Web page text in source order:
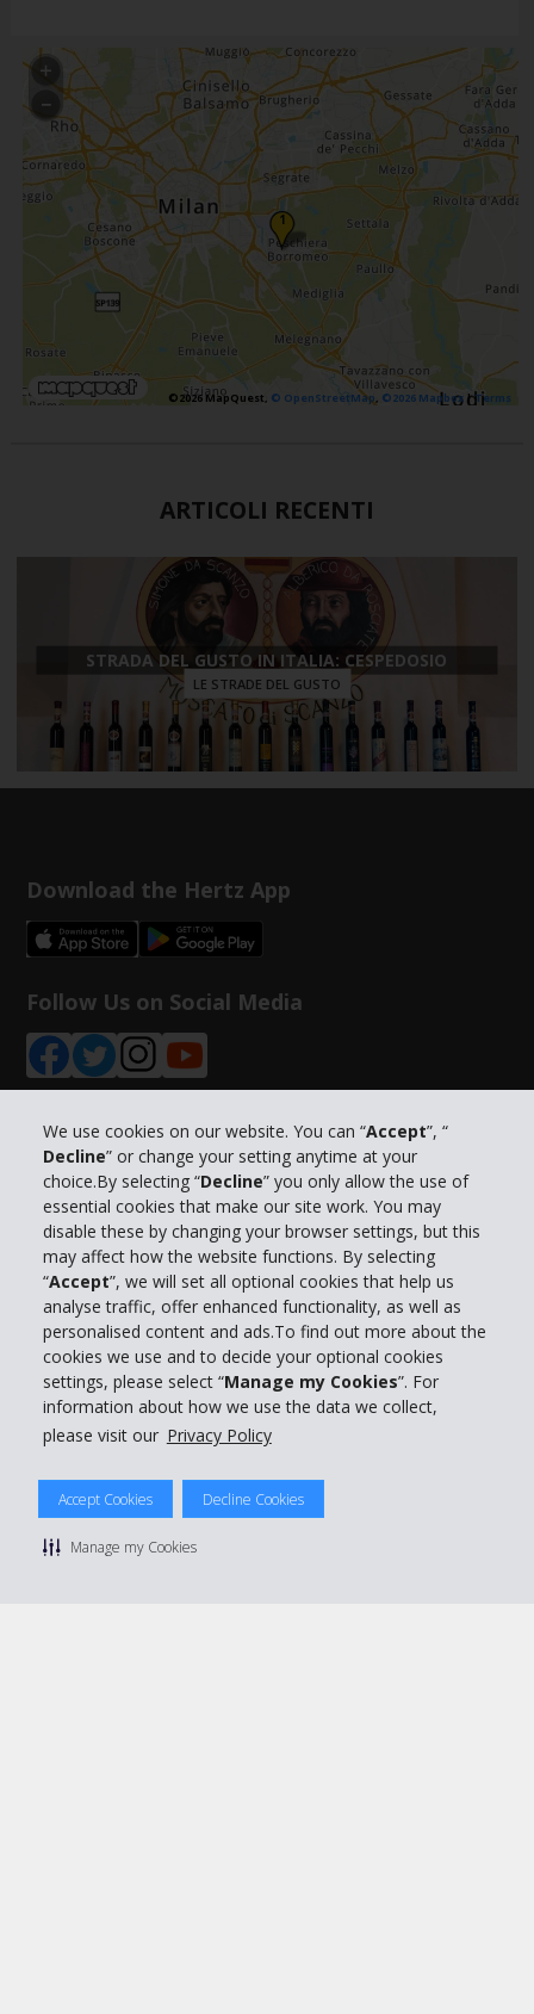
We use cookies on our website. You can “Accept”, “
Decline” or change your setting anytime at your
choice.By selecting “Decline” you only allow the use of
essential cookies that make our site work. You may
disable these by changing your browser settings, but this
may affect how the website functions. By selecting
“Accept”, we will set all optional cookies that help us
analyse traffic, offer enhanced functionality, as well as
personalised content and ads.To find out more about the
cookies we use and to decide your optional cookies
settings, please select “Manage my Cookies”. For
information about how we use the data we collect,
please visit our Privacy Policy
Accept Cookies Decline Cookies
Manage my Cookies
©2026 MapQuest, © OpenStreetMap, ©2026 Mapbox|Terms
3
4
5
ARTICOLI RECENTI
STRADA DEL GUSTO IN ITALIA: CESPEDOSIO
LE STRADE DEL GUSTO
Download the Hertz App
Follow Us on Social Media
Info su Hertz
Business
Customer Service
Prenota con Hertz
© 2026 The Hertz System, Inc.
Privacy Policy | Condizioni di Utilizzo |
Manage cookie preferences